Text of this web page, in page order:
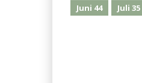
Juni 44 Juli 35